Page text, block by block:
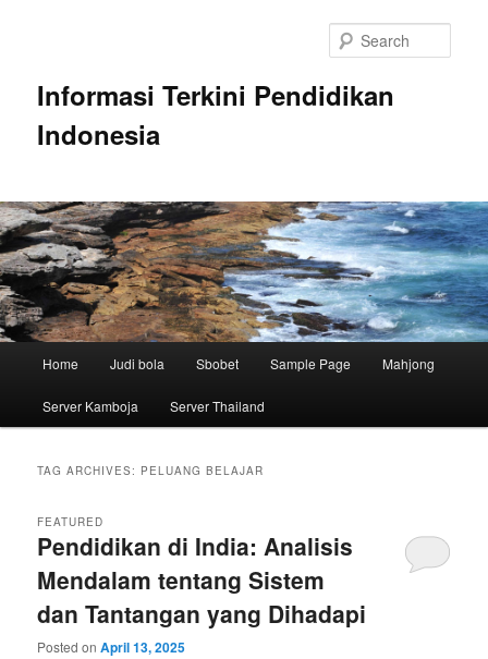
Informasi Terkini Pendidikan
Indonesia
Home Judi bola Sbobet Sample Page Mahjong
Server Kamboja Server Thailand
TAG ARCHIVES: PELUANG BELAJAR
Pendidikan di India: Analisis
Mendalam tentang Sistem
dan Tantangan yang Dihadapi
FEATURED
Posted onApril 13, 2025